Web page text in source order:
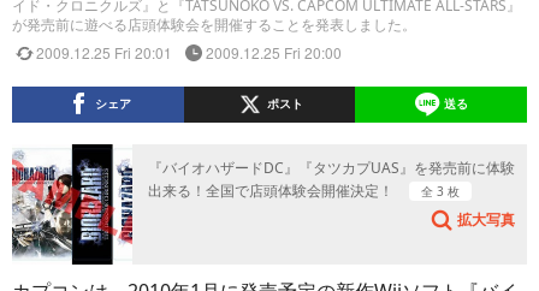
イド・クロニクルズ』と『TATSUNOKO VS. CAPCOM ULTIMATE ALL-STARS』
が発売前に遊べる店頭体験会を開催することを発表しました。
2009.12.25 Fri 20:01 2009.12.25 Fri 20:00
シェア ポスト 送る
『バイオハザードDC』『タツカプUAS』を発売前に体験
出来る！全国で店頭体験会開催決定！
全 3 枚
拡大写真